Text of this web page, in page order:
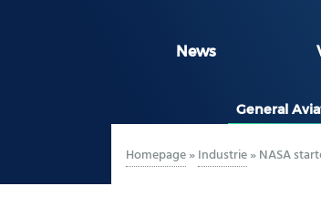
News
General
Homepage»Industrie»NASA